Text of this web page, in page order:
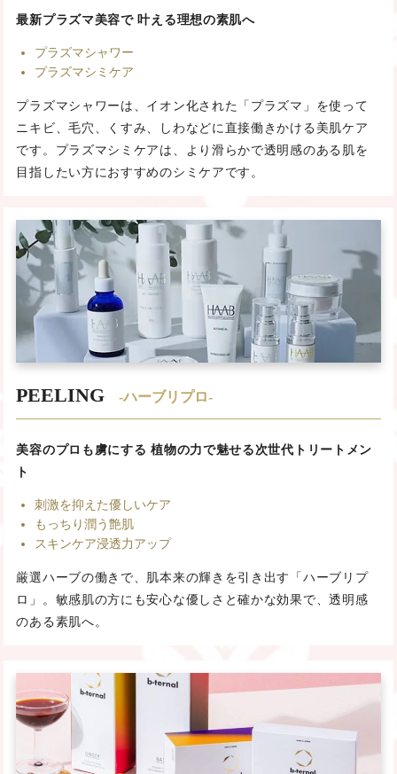
最新プラズマ美容で 叶える理想の素肌へ
プラズマシャワー
プラズマシミケア
プラズマシャワーは、イオン化された「プラズマ」を使って
ニキビ、毛穴、くすみ、しわなどに直接働きかける美肌ケア
です。プラズマシミケアは、より滑らかで透明感のある肌を
目指したい方におすすめのシミケアです。
PEELING -ハーブリプロ-
美容のプロも虜にする 植物の力で魅せる次世代トリートメン
ト
刺激を抑えた優しいケア
もっちり潤う艶肌
スキンケア浸透力アップ
厳選ハーブの働きで、肌本来の輝きを引き出す「ハーブリプ
ロ」。敏感肌の方にも安心な優しさと確かな効果で、透明感
のある素肌へ。